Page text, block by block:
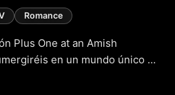
Romance
Plus One at an Amish
en un mundo único y
y la modernidad se